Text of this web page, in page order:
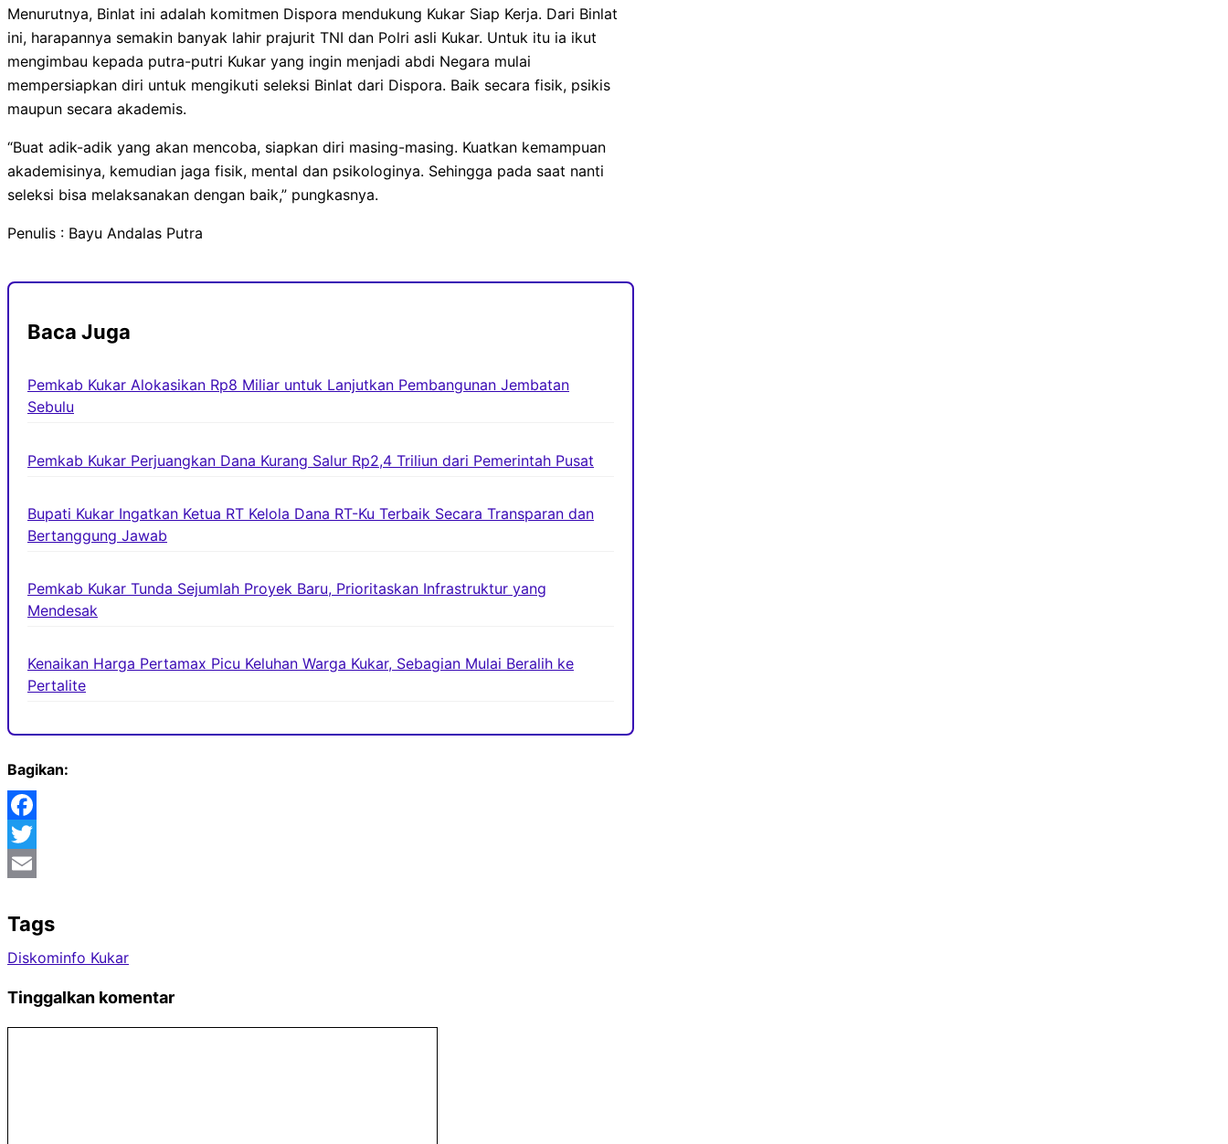
Menurutnya, Binlat ini adalah komitmen Dispora mendukung Kukar Siap Kerja. Dari Binlat
ini, harapannya semakin banyak lahir prajurit TNI dan Polri asli Kukar. Untuk itu ia ikut
mengimbau kepada putra-putri Kukar yang ingin menjadi abdi Negara mulai
mempersiapkan diri untuk mengikuti seleksi Binlat dari Dispora. Baik secara fisik, psikis
maupun secara akademis.
“Buat adik-adik yang akan mencoba, siapkan diri masing-masing. Kuatkan kemampuan
akademisinya, kemudian jaga fisik, mental dan psikologinya. Sehingga pada saat nanti
seleksi bisa melaksanakan dengan baik,” pungkasnya.
Penulis : Bayu Andalas Putra
Baca Juga
Pemkab Kukar Alokasikan Rp8 Miliar untuk Lanjutkan Pembangunan Jembatan
Sebulu
Pemkab Kukar Perjuangkan Dana Kurang Salur Rp2,4 Triliun dari Pemerintah Pusat
Bupati Kukar Ingatkan Ketua RT Kelola Dana RT-Ku Terbaik Secara Transparan dan
Bertanggung Jawab
Pemkab Kukar Tunda Sejumlah Proyek Baru, Prioritaskan Infrastruktur yang
Mendesak
Kenaikan Harga Pertamax Picu Keluhan Warga Kukar, Sebagian Mulai Beralih ke
Pertalite
Bagikan:
Facebook
Twitter
Tags
Diskominfo Kukar
Tinggalkan komentar